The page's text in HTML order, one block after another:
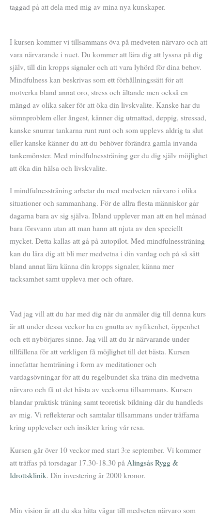
taggad på att dela med mig av mina nya kunskaper.
I kursen kommer vi tillsammans öva på medveten närvaro och att
vara närvarande i nuet. Du kommer att lära dig att lyssna på dig
själv, till din kropps signaler och att vara lyhörd för dina behov.
Mindfulness kan beskrivas som ett förhållningssätt för att
motverka bland annat oro, stress och ältande men också en
mängd av olika saker för att öka din livskvalite. Kanske har du
sömnproblem eller ångest, känner dig utmattad, deppig, stressad,
kanske snurrar tankarna runt runt och som upplevs aldrig ta slut
eller kanske känner du att du behöver förändra gamla invanda
tankemönster. Med mindfulnessträning ger du dig själv möjlighet
att öka din hälsa och livskvalite.
I mindfulnessträning arbetar du med medveten närvaro i olika
situationer och sammanhang. För de allra flesta människor går
dagarna bara av sig själva. Ibland upplever man att en hel månad
bara försvann utan att man hann att njuta av den speciellt
mycket. Detta kallas att gå på autopilot. Med mindfulnessträning
kan du lära dig att bli mer medvetna i din vardag och på så sätt
bland annat lära känna din kropps signaler, känna mer
tacksamhet samt uppleva mer och oftare.
Vad jag vill att du har med dig när du anmäler dig till denna kurs
är att under dessa veckor ha en gnutta av nyfikenhet, öppenhet
och ett nybörjares sinne. Jag vill att du är närvarande under
tillfällena för att verkligen få möjlighet till det bästa. Kursen
innefattar hemträning i form av meditationer och
vardagsövningar för att du regelbundet ska träna din medvetna
närvaro och få ut det bästa av veckorna tillsammans. Kursen
blandar praktisk träning samt teoretisk bildning där du handleds
av mig. Vi reflekterar och samtalar tillsammans under träffarna
kring upplevelser och insikter kring vår resa.
Kursen går över 10 veckor med start 3:e september. Vi kommer
att träffas på torsdagar 17.30-18.30 på Alingsås Rygg &
Idrottsklinik. Din investering är 2000 kronor.
Min vision är att du ska hitta vägar till medveten närvaro som